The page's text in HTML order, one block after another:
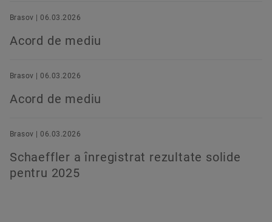
Brasov | 06.03.2026
Acord de mediu
Brasov | 06.03.2026
Acord de mediu
Brasov | 06.03.2026
Schaeffler a înregistrat rezultate solide
pentru 2025